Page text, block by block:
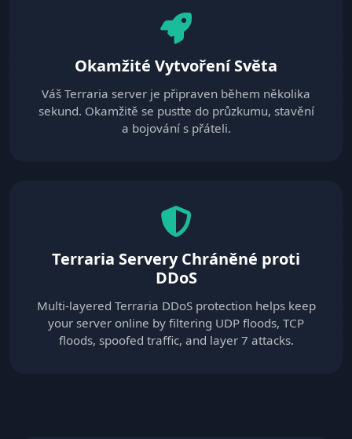
Okamžité Vytvoření Světa
Váš Terraria server je připraven během několika
sekund. Okamžitě se pusťte do průzkumu, stavění
a bojování s přáteli.
Terraria Servery Chráněné proti
DDoS
Multi-layered Terraria DDoS protection helps keep
your server online by filtering UDP floods, TCP
floods, spoofed traffic, and layer 7 attacks.